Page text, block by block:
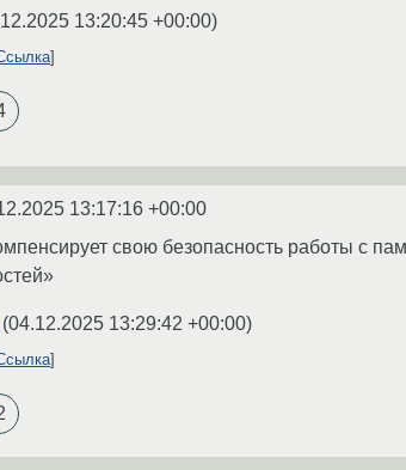
13:20:45 +00:00)
13:17:16 +00:00
свою безопасность работы с
(04.12.2025 13:29:42 +00:00)